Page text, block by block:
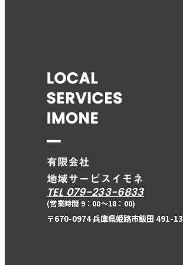
TEL 079-233-6833
(営業時間 9：00〜18：00)
〒670-0974 兵庫県姫路市飯田 491-13